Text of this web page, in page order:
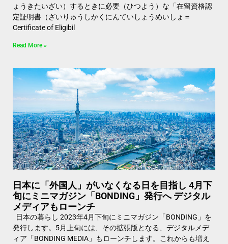
ょうきたいざい）するときに必要（ひつよう）な「在留資格認
定証明書（ざいりゅうしかくにんていしょうめいしょ＝
Certificate of Eligibil
Read More »
日本に「外国人」がいなくなる日を目指し 4月下
旬にミニマガジン「BONDING」発行へ デジタル
メディアもローンチ
日本の暮らし 2023年4月下旬にミニマガジン「BONDING」を
発行します。5月上旬には、その拡張版となる、デジタルメデ
ィア「BONDING MEDIA」もローンチします。これからも増え